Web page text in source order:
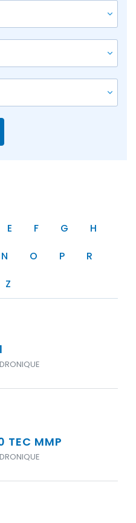
E F G
H
N O P
R
Z
TEC MMP